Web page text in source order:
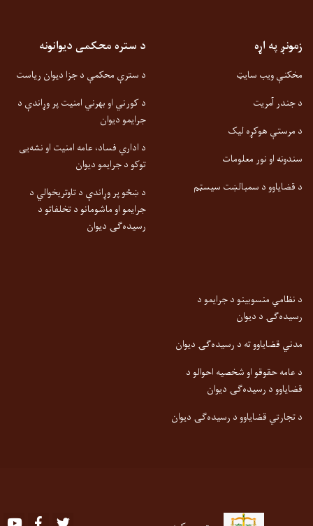
زمونږ په اړه
مخکنې ویب سایټ
د جندر آمریت
د مرستې هوکړه لیک
سندونه او نور معلومات
د قضایاوو د سمبالښت سیسټم
د ستره محکمی دیوانونه
د سترې محکمې د جزا دیوان ریاست
د کورني او بهرني امنیت پر وړاندې د
جرایمو دیوان
د اداري فساد، عامه امنیت او نشه‌یی
توکو د جرایمو دیوان
د ښځو پر وړاندې د تاوتریخوالي د
جرایمو او ماشومانو د تخلفاتو د
رسیده‌ګۍ دیوان
د نظامي منسوبینو د جرایمو د
رسیده‌ګۍ د دیوان
مدني قضایاوو ته د رسیده‌ګۍ دیوان
د عامه حقوقو او شخصیه احوالو د
قضایاوو د رسیده‌ګۍ دیوان
د تجارتي قضایاوو د رسیده‌ګۍ دیوان
Youtube Facebook